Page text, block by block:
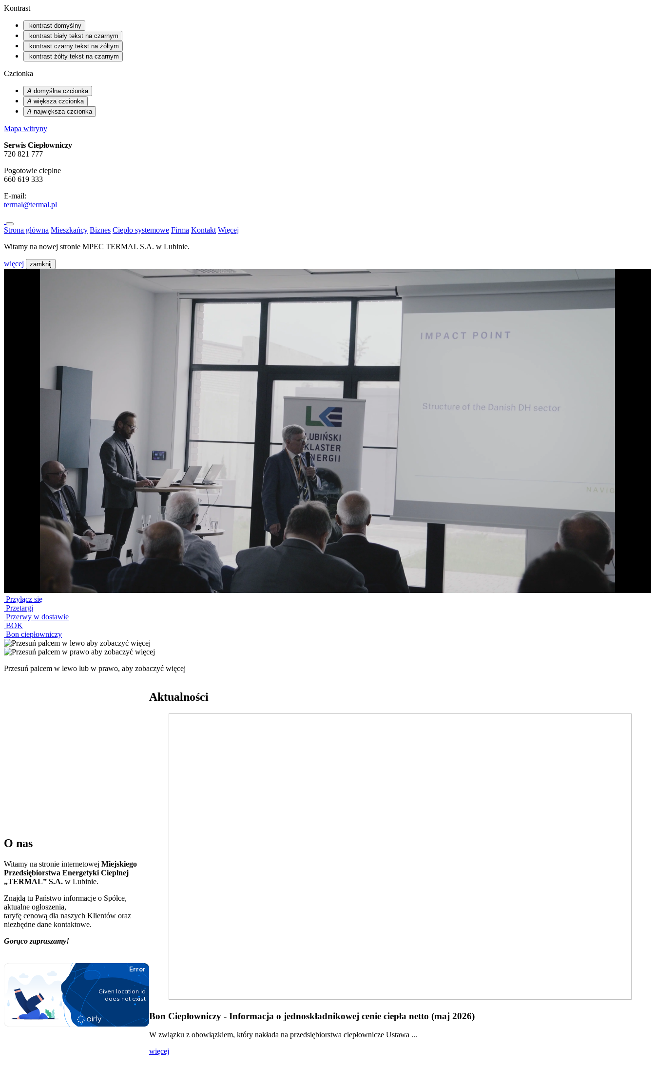
Kontrast
kontrast domyślny
kontrast biały tekst na czarnym
kontrast czarny tekst na żółtym
kontrast żółty tekst na czarnym
Czcionka
A domyślna czcionka
A większa czcionka
A największa czcionka
Mapa witryny
Serwis Ciepłowniczy
720 821 777
Pogotowie cieplne
660 619 333
E-mail:
termal@termal.pl
Strona główna Mieszkańcy Biznes Ciepło systemowe Firma Kontakt Więcej
Witamy na nowej stronie MPEC TERMAL S.A. w Lubinie.
więcej zamknij
Przyłącz się
Przetargi
Przerwy w dostawie
BOK
Bon ciepłowniczy
Przesuń palcem w lewo lub w prawo, aby zobaczyć więcej
O nas
Witamy na stronie internetowej Miejskiego
Przedsiębiorstwa Energetyki Cieplnej
„TERMAL” S.A. w Lubinie.
Znajdą tu Państwo informacje o Spółce,
aktualne ogłoszenia,
taryfę cenową dla naszych Klientów oraz
niezbędne dane kontaktowe.
Gorąco zapraszamy!
Aktualności
Bon Ciepłowniczy - Informacja o jednoskładnikowej cenie ciepła netto (maj 2026)
W związku z obowiązkiem, który nakłada na przedsiębiorstwa ciepłownicze Ustawa ...
więcej